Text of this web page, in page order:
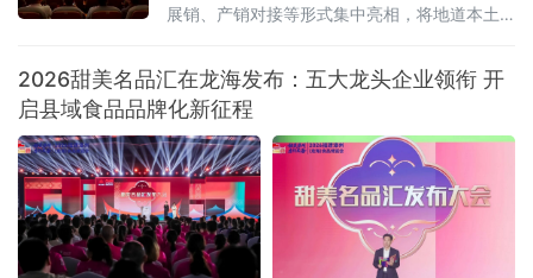
展销、产销对接等形式集中亮相，将地道本土
品鉴选购，活动收获广泛好评与多项合作意
向。本次活动由当地总工会悉心指导，总工会
基层工作部
2026甜美名品汇在龙海发布：五大龙头企业领衔 开
启县域食品品牌化新征程